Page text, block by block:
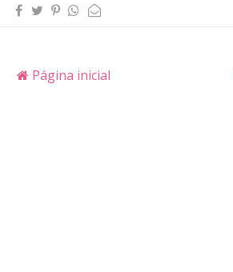
Página inicial